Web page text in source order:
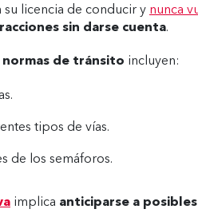
su licencia de conducir y nunca
sin darse cuenta.
de tránsito incluyen:
tipos de vías.
de los semáforos.
implica anticiparse a